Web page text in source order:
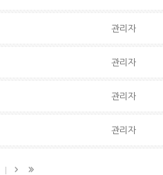
관리자
관리자
관리자
관리자